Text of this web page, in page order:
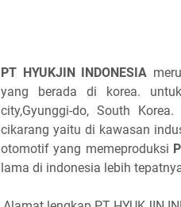
PT HYUKJIN INDONESIA
yang berada di korea.
city,Gyunggi-do, South
cikarang yaitu di kawasan
otomotif yang memeproduksi
lama di indonesia lebih